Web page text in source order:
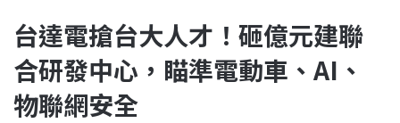
台達電搶台大人才！砸億元建聯
合研發中心，瞄準電動車、AI、
物聯網安全